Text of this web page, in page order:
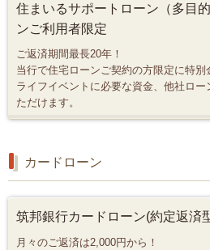
住まいるサポートローン（多目
ンご利用者限定
ご返済期間最長20年！
当行で住宅ローンご契約の方限定に特別
ライフイベントに必要な資金、他社ロ
ただけます。
カードローン
筑邦銀行カードローン(約定返済
月々のご返済は2,000円から！